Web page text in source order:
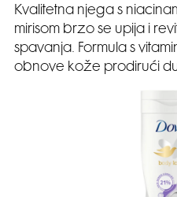
Kvalitetna njega s
mirisom brzo se upija i
spavanja. Formula s
obnove kože prodirući